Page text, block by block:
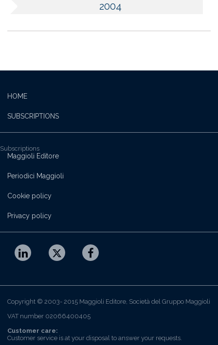
2004
HOME
SUBSCRIPTIONS
Subscriptions
Maggioli Editore
Periodici Maggioli
Cookie policy
Privacy policy
Copyright © 2003- 2015 Maggioli Editore, Società del Gruppo Maggioli
VAT number 02066400405
Customer care:
Customer service is at your disposal to answer your requests.